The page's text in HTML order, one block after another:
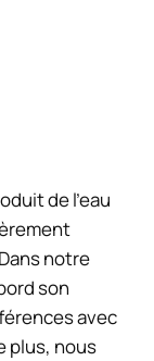
de l’eau
notre
son
avec
plus, nous